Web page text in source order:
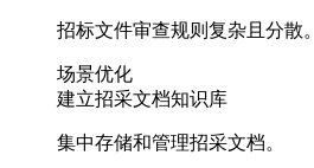
招标文件审查规则复杂且分散。
场景优化
建立招采文档知识库
集中存储和管理招采文档。